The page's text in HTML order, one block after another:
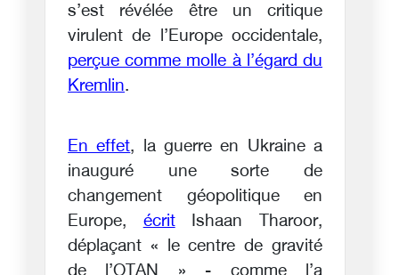
s’est révélée être un critique
virulent de l’Europe occidentale,
perçue comme molle à l’égard du
Kremlin.
En effet, la guerre en Ukraine a
inauguré une sorte de
changement géopolitique en
Europe,écritIshaan Tharoor,
déplaçant « le centre de gravité